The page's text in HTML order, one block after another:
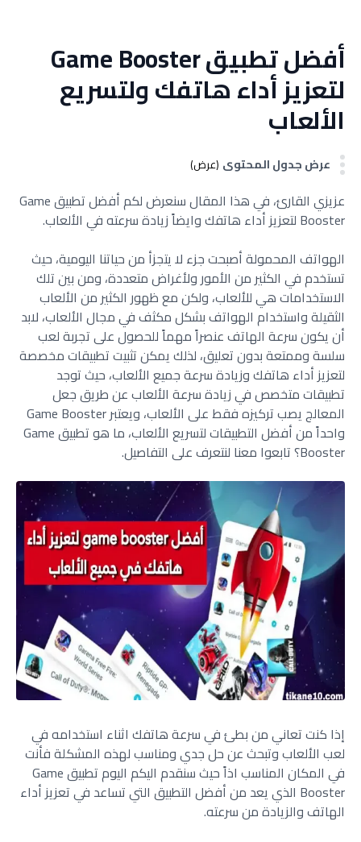
أفضل تطبيق Game Booster
لتعزيز أداء هاتفك ولتسريع
الألعاب
عرض جدول المحتوى (عرض)
عزيزي القارئ، في هذا المقال سنعرض لكم أفضل تطبيق Game
Booster لتعزيز أداء هاتفك وايضاً زيادة سرعته في الألعاب.
الهواتف المحمولة أصبحت جزء لا يتجزأ من حياتنا اليومية، حيث
تستخدم في الكثير من الأمور ولأغراض متعددة، ومن بين تلك
الاستخدامات هي للألعاب، ولكن مع ظهور الكثير من الألعاب
الثقيلة واستخدام الهواتف بشكل مكثف في مجال الألعاب، لابد
أن يكون سرعة الهاتف عنصراً مهماً للحصول على تجربة لعب
سلسة وممتعة بدون تعليق، لذلك يمكن تثبيت تطبيقات مخصصة
لتعزيز أداء هاتفك وزيادة سرعة جميع الألعاب، حيث توجد
تطبيقات متخصص في زيادة سرعة الألعاب عن طريق جعل
المعالج يصب تركيزه فقط على الألعاب، ويعتبر Game Booster
واحداً من أفضل التطبيقات لتسريع الألعاب، ما هو تطبيق Game
Booster؟ تابعوا معنا لنتعرف على التفاصيل.
إذا كنت تعاني من بطئ في سرعة هاتفك اثناء استخدامه في
لعب الألعاب وتبحث عن حل جدي ومناسب لهذه المشكلة فأنت
في المكان المناسب اذاً حيث سنقدم اليكم اليوم تطبيق Game
Booster الذي يعد من أفضل التطبيق التي تساعد في تعزيز أداء
الهاتف والزيادة من سرعته.